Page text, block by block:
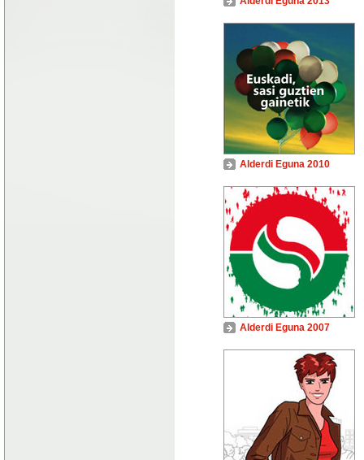
Alderdi Eguna 2010
Alderdi Eguna 2007